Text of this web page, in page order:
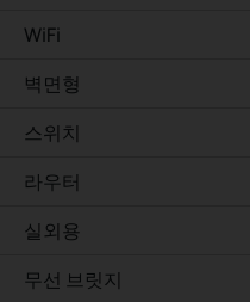
WiFi
벽면형
스위치
라우터
실외용
무선 브릿지